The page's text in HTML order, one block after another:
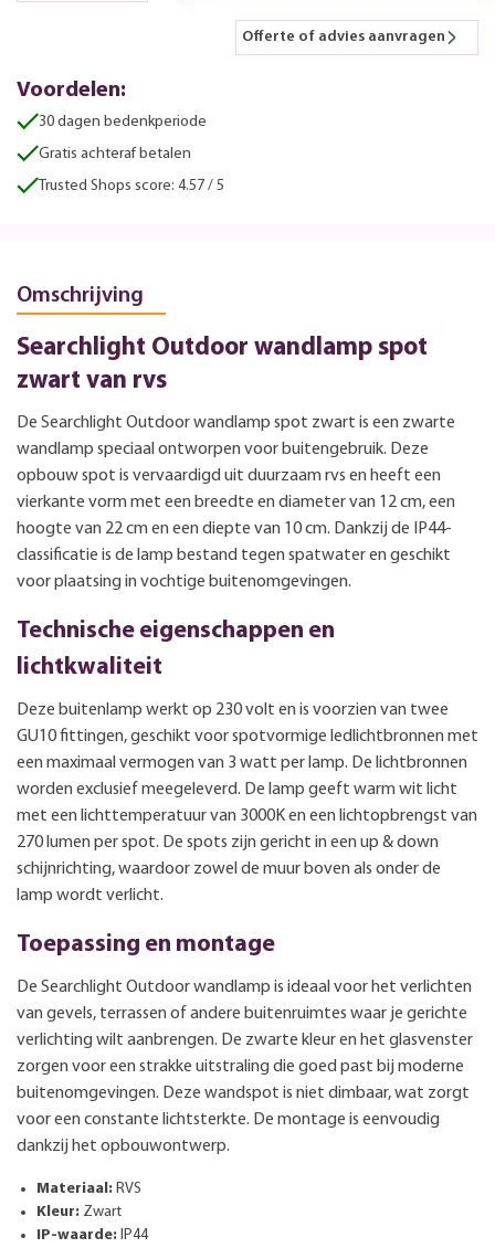
Offerte of advies aanvragen
Voordelen:
30 dagen bedenkperiode
Gratis achteraf betalen
Trusted Shops score: 4.57 / 5
Omschrijving
Searchlight Outdoor wandlamp spot
zwart van rvs
De Searchlight Outdoor wandlamp spot zwart is een zwarte
wandlamp speciaal ontworpen voor buitengebruik. Deze
opbouw spot is vervaardigd uit duurzaam rvs en heeft een
vierkante vorm met een breedte en diameter van 12 cm, een
hoogte van 22 cm en een diepte van 10 cm. Dankzij de IP44-
classificatie is de lamp bestand tegen spatwater en geschikt
voor plaatsing in vochtige buitenomgevingen.
Technische eigenschappen en
lichtkwaliteit
Deze buitenlamp werkt op 230 volt en is voorzien van twee
GU10 fittingen, geschikt voor spotvormige ledlichtbronnen met
een maximaal vermogen van 3 watt per lamp. De lichtbronnen
worden exclusief meegeleverd. De lamp geeft warm wit licht
met een lichttemperatuur van 3000K en een lichtopbrengst van
270 lumen per spot. De spots zijn gericht in een up & down
schijnrichting, waardoor zowel de muur boven als onder de
lamp wordt verlicht.
Toepassing en montage
De Searchlight Outdoor wandlamp is ideaal voor het verlichten
van gevels, terrassen of andere buitenruimtes waar je gerichte
verlichting wilt aanbrengen. De zwarte kleur en het glasvenster
zorgen voor een strakke uitstraling die goed past bij moderne
buitenomgevingen. Deze wandspot is niet dimbaar, wat zorgt
voor een constante lichtsterkte. De montage is eenvoudig
dankzij het opbouwontwerp.
Materiaal: RVS
Kleur: Zwart
IP-waarde: IP44